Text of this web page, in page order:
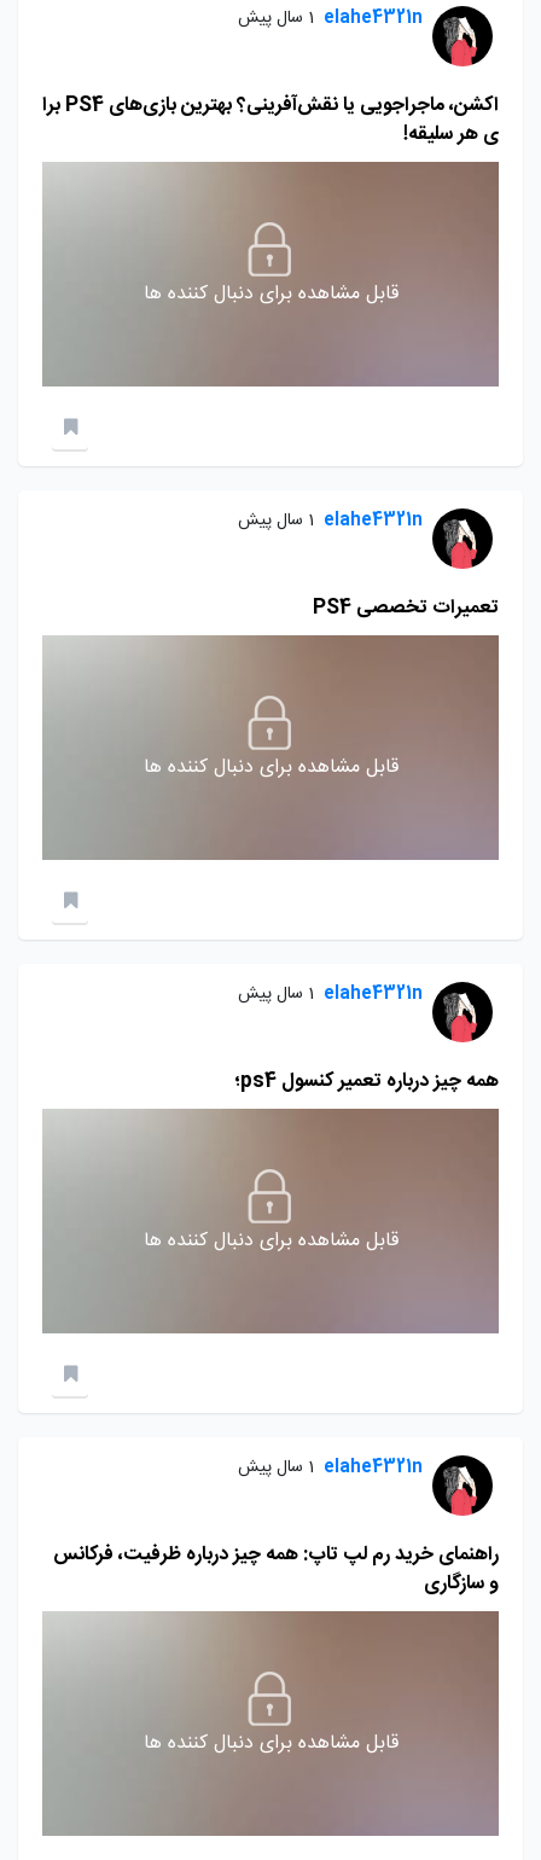
elahe4321n 1 سال پیش
اکشن، ماجراجویی یا نقش‌آفرینی؟ بهترین بازی‌های PS4 برا
ی هر سلیقه!
قابل مشاهده برای دنبال کننده ها
elahe4321n 1 سال پیش
تعمیرات تخصصی PS4
قابل مشاهده برای دنبال کننده ها
elahe4321n 1 سال پیش
همه چیز درباره تعمیر کنسول ps4؛
قابل مشاهده برای دنبال کننده ها
elahe4321n 1 سال پیش
راهنمای خرید رم لپ تاپ: همه چیز درباره ظرفیت، فرکانس
و سازگاری
قابل مشاهده برای دنبال کننده ها